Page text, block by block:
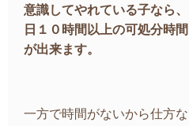
意識してやれている子なら
日１０時間以上の可処分時
が出来ます。
一方で時間がないから仕方